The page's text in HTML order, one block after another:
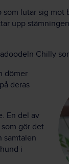
lutar sig mot
upp
Chilly
dömer
deras
En del av
gör det
samtalen
i